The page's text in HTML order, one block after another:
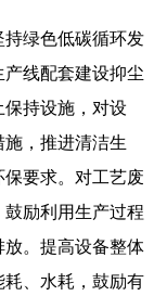
持绿色低碳循环发
线配套建设抑尘
持设施，对设
，推进清洁生
要求。对工艺废
励利用生产过程
。提高设备整体
、水耗，鼓励有